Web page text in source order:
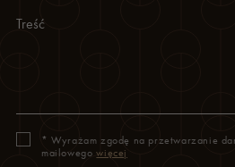
Treść
*Wyrażam zgodę na przetwarzanie
mailowego więcej